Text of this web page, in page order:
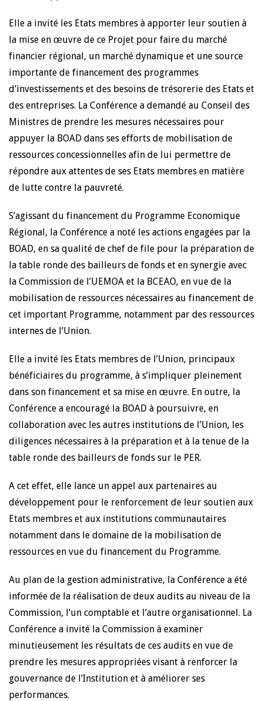
Elle a invité les Etats membres à apporter leur soutien à
la mise en œuvre de ce Projet pour faire du marché
financier régional, un marché dynamique et une source
importante de financement des programmes
d’investissements et des besoins de trésorerie des Etats et
des entreprises. La Conférence a demandé au Conseil des
Ministres de prendre les mesures nécessaires pour
appuyer la BOAD dans ses efforts de mobilisation de
ressources concessionnelles afin de lui permettre de
répondre aux attentes de ses Etats membres en matière
de lutte contre la pauvreté.
S’agissant du financement du Programme Economique
Régional, la Conférence a noté les actions engagées par la
BOAD, en sa qualité de chef de file pour la préparation de
la table ronde des bailleurs de fonds et en synergie avec
la Commission de l’UEMOA et la BCEAO, en vue de la
mobilisation de ressources nécessaires au financement de
cet important Programme, notamment par des ressources
internes de l’Union.
Elle a invité les Etats membres de l’Union, principaux
bénéficiaires du programme, à s’impliquer pleinement
dans son financement et sa mise en œuvre. En outre, la
Conférence a encouragé la BOAD à poursuivre, en
collaboration avec les autres institutions de l’Union, les
diligences nécessaires à la préparation et à la tenue de la
table ronde des bailleurs de fonds sur le PER.
A cet effet, elle lance un appel aux partenaires au
développement pour le renforcement de leur soutien aux
Etats membres et aux institutions communautaires
notamment dans le domaine de la mobilisation de
ressources en vue du financement du Programme.
Au plan de la gestion administrative, la Conférence a été
informée de la réalisation de deux audits au niveau de la
Commission, l’un comptable et l’autre organisationnel. La
Conférence a invité la Commission à examiner
minutieusement les résultats de ces audits en vue de
prendre les mesures appropriées visant à renforcer la
gouvernance de l’Institution et à améliorer ses
performances.